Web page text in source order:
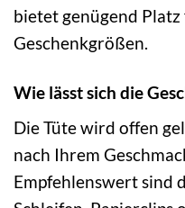
bietet genügend
Geschenkgrößen.
Wie lässt sich die
Die Tüte wird offen
nach Ihrem
Empfehlenswert sind